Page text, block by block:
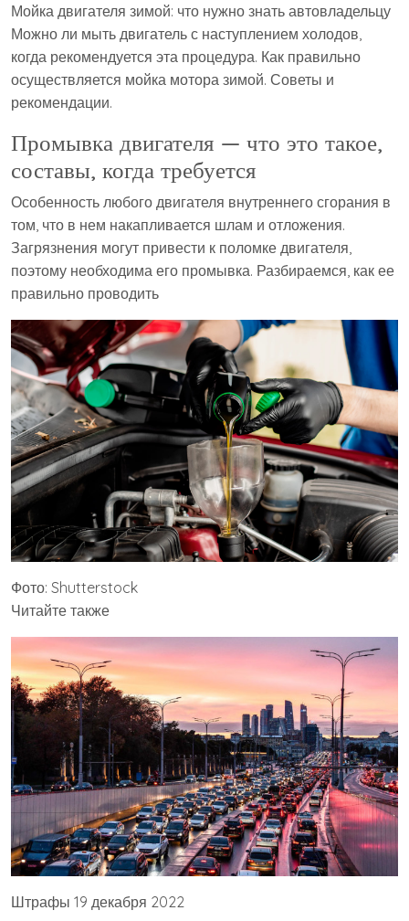
Мойка двигателя зимой: что нужно знать автовладельцу
Можно ли мыть двигатель с наступлением холодов,
когда рекомендуется эта процедура. Как правильно
осуществляется мойка мотора зимой. Советы и
рекомендации.
Промывка двигателя — что это такое,
составы, когда требуется
Особенность любого двигателя внутреннего сгорания в
том, что в нем накапливается шлам и отложения.
Загрязнения могут привести к поломке двигателя,
поэтому необходима его промывка. Разбираемся, как ее
правильно проводить
Фото: Shutterstock
Читайте также
Штрафы 19 декабря 2022